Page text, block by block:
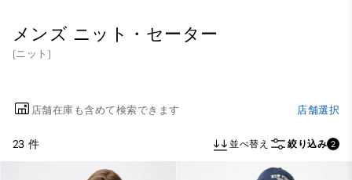
メンズ ニット・セーター
(ニット)
店舗在庫も含めて検索できます 店舗選択
23 件 並べ替え 絞り込み 2